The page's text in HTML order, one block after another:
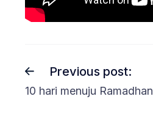
Previous post:
10 hari menuju Ramadhan